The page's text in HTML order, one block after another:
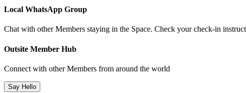
Local WhatsApp Group
Chat with other Members staying in the Space. Check your check-in
Outsite Member Hub
Connect with other Members from around the world
Say Hello